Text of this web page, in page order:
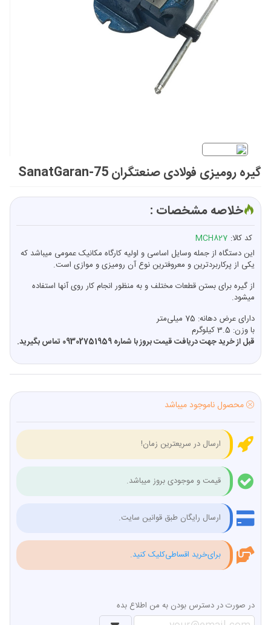
گیره رومیزی فولادی صنعتگران SanatGaran-75
خلاصه مشخصات :
کد کالا: MCH827
این دستگاه از جمله وسایل اساسی و اولیه کارگاه مکانیک عمومی میباشد که
یکی از پرکاربردترین و معروفترین نوع آن رومیزی و موازی است.
از گیره برای بستن قطعات مختلف و به منظور انجام کار روی آنها استفاده
میشود.
دارای عرض دهانه: 75 میلی‌متر
با وزن: 3.5 کیلوگرم
قبل از خرید جهت دریافت قیمت بروز با شماره 09302751959 تماس بگیرید
.
محصول ناموجود میباشد
ارسال در سریعترین زمان!
قیمت و موجودی بروز میباشد.
ارسال رایگان طبق قوانین سایت.
برای‌خرید اقساطی‌کلیک کنید.
در صورت در دسترس بودن به من اطلاع بده